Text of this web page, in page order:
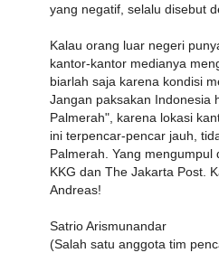
yang negatif, selalu disebut
Kalau orang luar negeri
kantor-kantor medianya
biarlah saja karena kondisi
Jangan paksakan Indonesia
Palmerah", karena lokasi
ini terpencar-pencar jauh,
Palmerah. Yang
KKG dan The Jakarta Post.
Andreas!
Satrio Arismunandar
(Salah satu anggota tim